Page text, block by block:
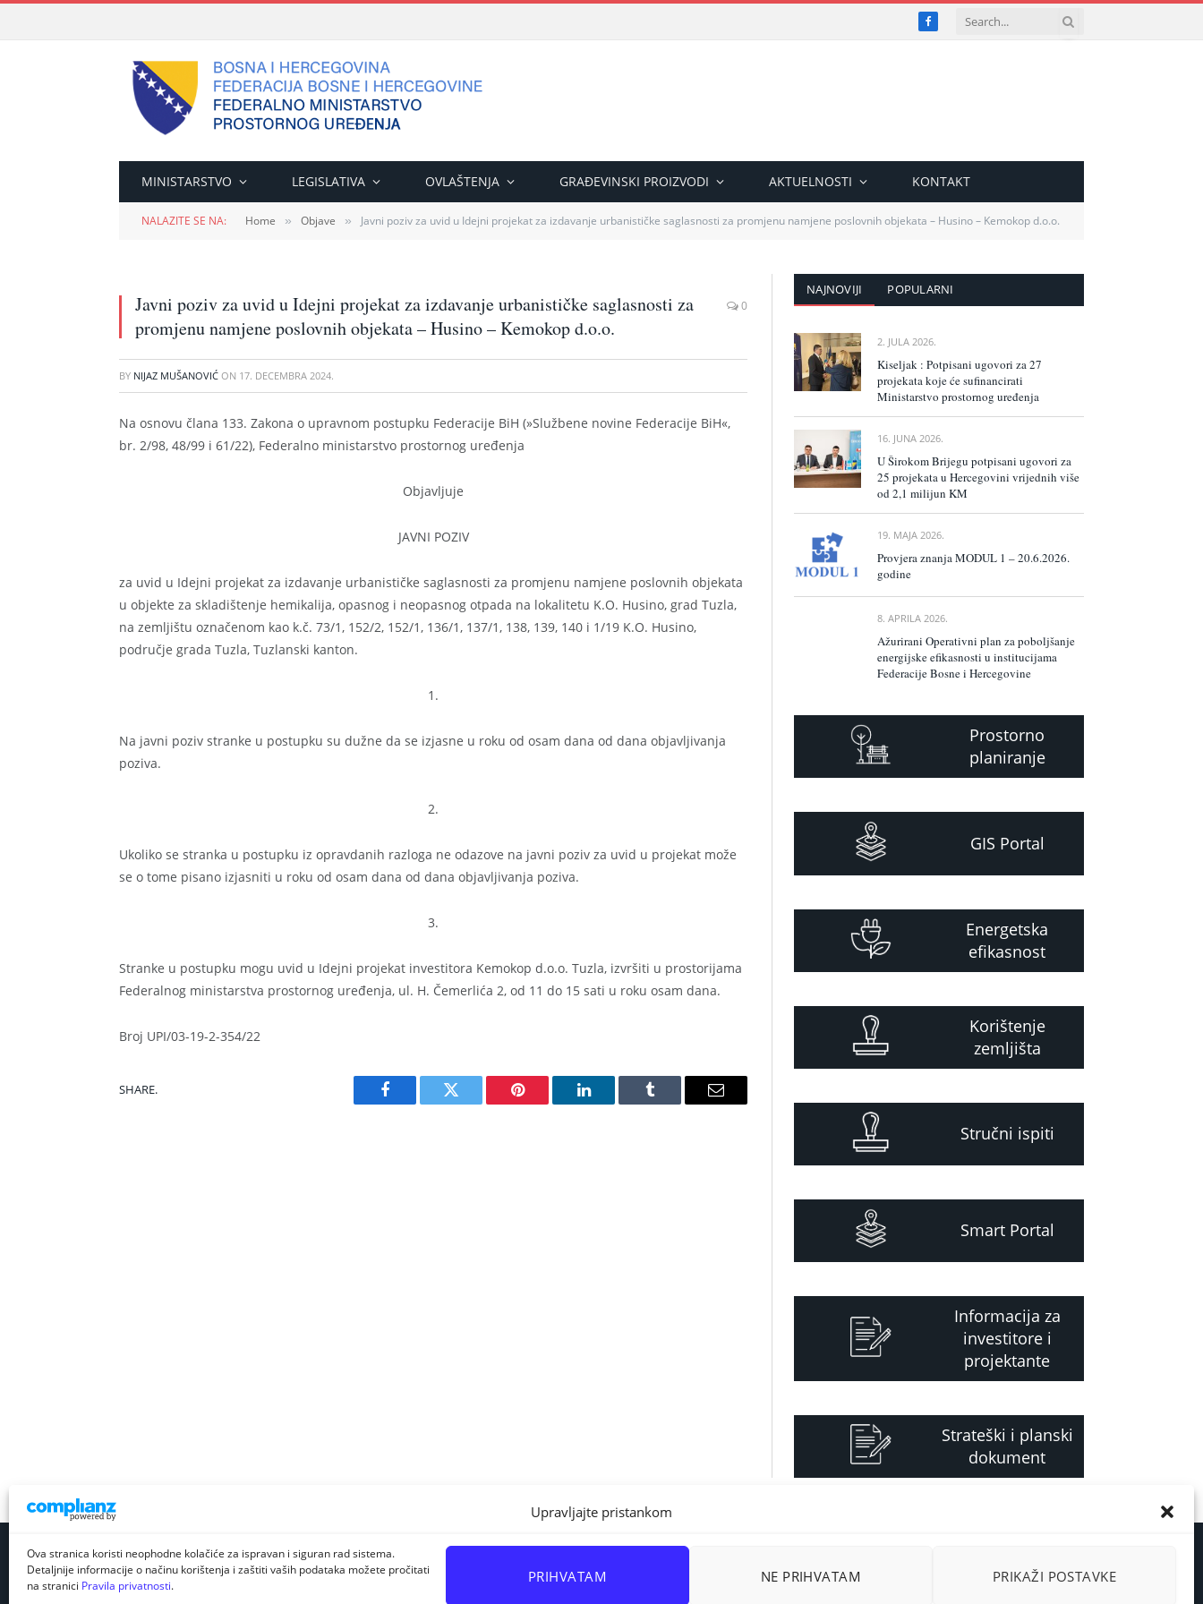
Upravljajte pristankom
Ova stranica koristi neophodne kolačiće za ispravan i siguran rad sistema.
Detaljnije informacije o načinu korištenja i zaštiti vaših podataka možete pročitati
na stranici Pravila privatnosti.
PRIHVATAM NE PRIHVATAM PRIKAŽI POSTAVKE
Facebook
MINISTARSTVO LEGISLATIVA OVLAŠTENJA GRAĐEVINSKI PROIZVODI AKTUELNOSTI KONTAKT
NALAZITE SE NA: Home » Objave » Javni poziv za uvid u Idejni projekat za izdavanje urbanističke saglasnosti za promjenu namjene poslovnih objekata – Husino – Kemokop d.o.o.
Javni poziv za uvid u Idejni projekat za izdavanje urbanističke saglasnosti za
promjenu namjene poslovnih objekata – Husino – Kemokop d.o.o.
0
BY NIJAZ MUŠANOVIĆ ON 17. DECEMBRA 2024.
Na osnovu člana 133. Zakona o upravnom postupku Federacije BiH (»Službene novine Federacije BiH«,
br. 2/98, 48/99 i 61/22), Federalno ministarstvo prostornog uređenja
Objavljuje
JAVNI POZIV
za uvid u Idejni projekat za izdavanje urbanističke saglasnosti za promjenu namjene poslovnih objekata
u objekte za skladištenje hemikalija, opasnog i neopasnog otpada na lokalitetu K.O. Husino, grad Tuzla,
na zemljištu označenom kao k.č. 73/1, 152/2, 152/1, 136/1, 137/1, 138, 139, 140 i 1/19 K.O. Husino,
područje grada Tuzla, Tuzlanski kanton.
1.
Na javni poziv stranke u postupku su dužne da se izjasne u roku od osam dana od dana objavljivanja
poziva.
2.
Ukoliko se stranka u postupku iz opravdanih razloga ne odazove na javni poziv za uvid u projekat može
se o tome pisano izjasniti u roku od osam dana od dana objavljivanja poziva.
3.
Stranke u postupku mogu uvid u Idejni projekat investitora Kemokop d.o.o. Tuzla, izvršiti u prostorijama
Federalnog ministarstva prostornog uređenja, ul. H. Čemerlića 2, od 11 do 15 sati u roku osam dana.
Broj UPI/03-19-2-354/22
SHARE.
Facebook Twitter Pinterest LinkedIn Tumblr Email
NAJNOVIJI POPULARNI
2. JULA 2026.
Kiseljak : Potpisani ugovori za 27
projekata koje će sufinancirati
Ministarstvo prostornog uređenja
16. JUNA 2026.
U Širokom Brijegu potpisani ugovori za
25 projekata u Hercegovini vrijednih više
od 2,1 milijun KM
19. MAJA 2026.
Provjera znanja MODUL 1 – 20.6.2026.
godine
8. APRILA 2026.
Ažurirani Operativni plan za poboljšanje
energijske efikasnosti u institucijama
Federacije Bosne i Hercegovine
Prostorno
planiranje
GIS Portal
Energetska
efikasnost
Korištenje
zemljišta
Stručni ispiti
Smart Portal
Informacija za
investitore i
projektante
Strateški i planski
dokument